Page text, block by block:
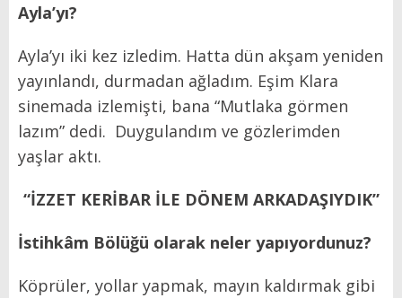
Ayla’yı?
Ayla’yı iki kez izledim. Hatta dün akşam yeniden
yayınlandı, durmadan ağladım. Eşim Klara
sinemada izlemişti, bana “Mutlaka görmen
lazım” dedi. Duygulandım ve gözlerimden
yaşlar aktı.
“İZZET KERİBAR İLE DÖNEM ARKADAŞIYDIK”
İstihkâm Bölüğü olarak neler yapıyordunuz?
Köprüler, yollar yapmak, mayın kaldırmak gibi